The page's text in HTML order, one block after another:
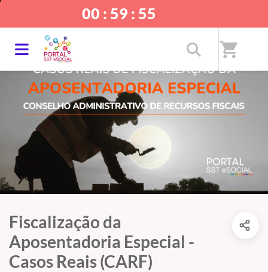
shopping_cart
00 : 59 : 54
Fiscalização da
Aposentadoria Especial -
Casos Reais (CARF)